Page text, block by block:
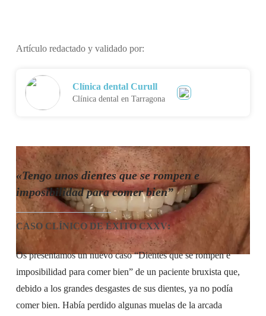
Artículo redactado y validado por:
Clínica dental Curull
Clínica dental en Tarragona
«Tengo unos dientes que se rompen e
imposibilidad para comer bien”
CASO CLÍNICO DE ÉXITO CXXV:
Os presentamos un nuevo caso “Dientes que se rompen e
imposibilidad para comer bien” de un paciente bruxista que,
debido a los grandes desgastes de sus dientes, ya no podía
comer bien. Había perdido algunas muelas de la arcada